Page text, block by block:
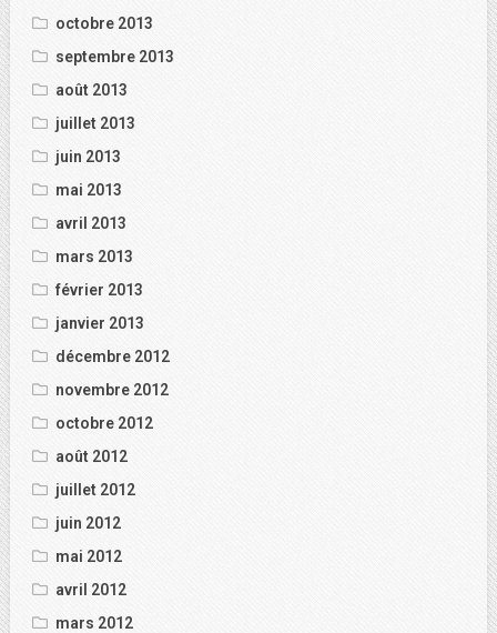
octobre 2013
septembre 2013
août 2013
juillet 2013
juin 2013
mai 2013
avril 2013
mars 2013
février 2013
janvier 2013
décembre 2012
novembre 2012
octobre 2012
août 2012
juillet 2012
juin 2012
mai 2012
avril 2012
mars 2012